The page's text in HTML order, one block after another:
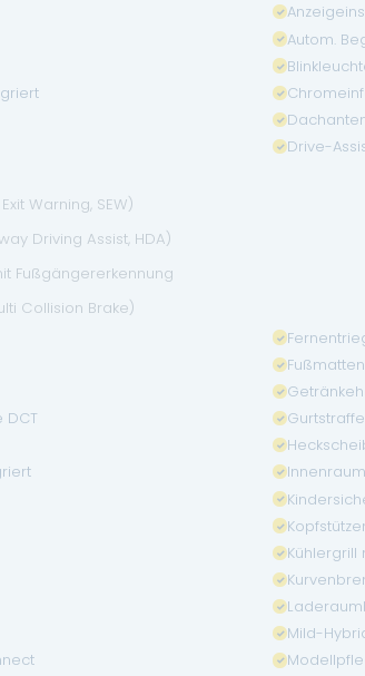
Autom.
Drive-
Warning, SEW)
Driving Assist, HDA)
Fußgängererkennung
Collision Brake)
Fußmatten
Mild-